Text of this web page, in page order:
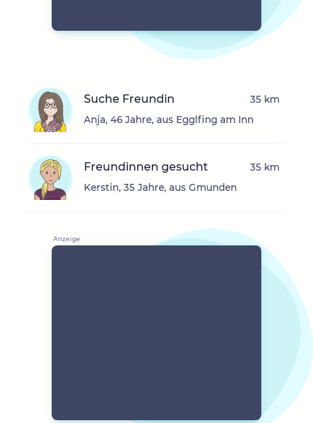
Suche Freundin
Anja, 46 Jahre, aus Egglfing am Inn
35 km
Freundinnen gesucht
Kerstin, 35 Jahre, aus Gmunden
35 km